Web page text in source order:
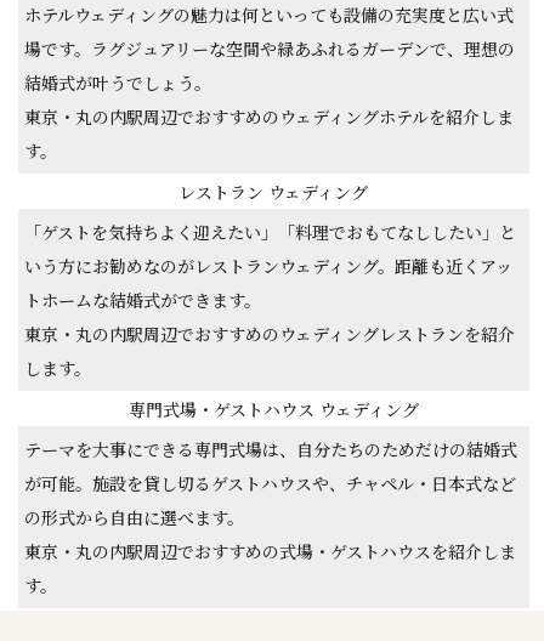
ホテルウェディングの魅力は何といっても設備の充実度と広い式
場です。ラグジュアリーな空間や緑あふれるガーデンで、理想の
結婚式が叶うでしょう。
東京・丸の内駅周辺でおすすめのウェディングホテルを紹介しま
す。
レストラン ウェディング
「ゲストを気持ちよく迎えたい」「料理でおもてなししたい」と
いう方にお勧めなのがレストランウェディング。距離も近くアッ
トホームな結婚式ができます。
東京・丸の内駅周辺でおすすめのウェディングレストランを紹介
します。
専門式場・ゲストハウス ウェディング
テーマを大事にできる専門式場は、自分たちのためだけの結婚式
が可能。施設を貸し切るゲストハウスや、チャペル・日本式など
の形式から自由に選べます。
東京・丸の内駅周辺でおすすめの式場・ゲストハウスを紹介しま
す。